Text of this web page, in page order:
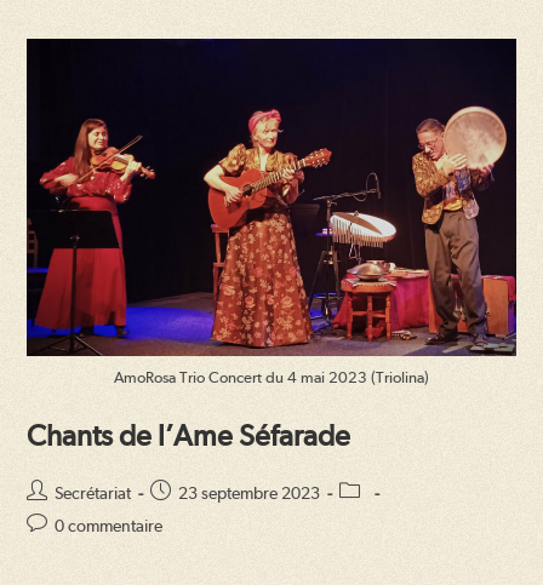
AmoRosa Trio Concert du 4 mai 2023 (Triolina)
Chants de l’Ame Séfarade
Auteur/autrice
de
Secrétariat
Publication
23 septembre 2023
Post
Commentaires
0 commentaire